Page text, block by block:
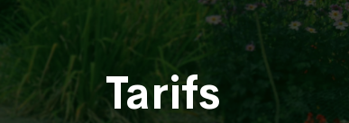
Tarifs